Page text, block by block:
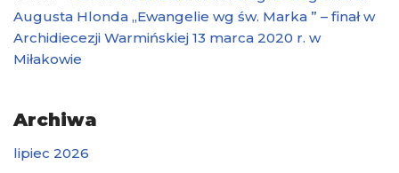
Augusta Hlonda „Ewangelie wg św. Marka ” – finał w
Archidiecezji Warmińskiej 13 marca 2020 r. w
Miłakowie
Archiwa
lipiec 2026